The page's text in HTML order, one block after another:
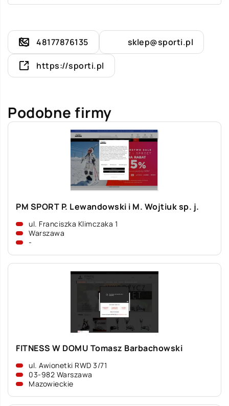
48177876135 sklep@sporti.pl
https://sporti.pl
Podobne firmy
PM SPORT P. Lewandowski i M. Wojtiuk sp. j.
ul. Franciszka Klimczaka 1
Warszawa
-
FITNESS W DOMU Tomasz Barbachowski
ul. Awionetki RWD 3/71
03-982 Warszawa
Mazowieckie